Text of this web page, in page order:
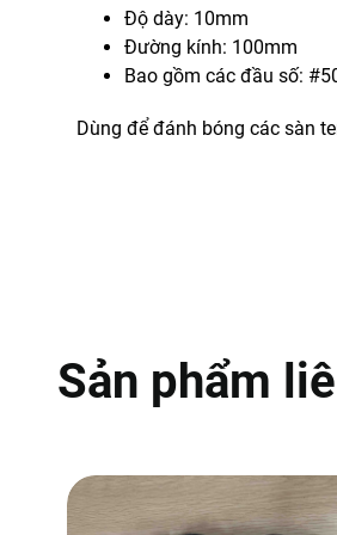
Độ dày: 10mm
Đường kính: 100mm
Bao gồm các đầu số:
Dùng để đánh bóng các sàn
Sản phẩm